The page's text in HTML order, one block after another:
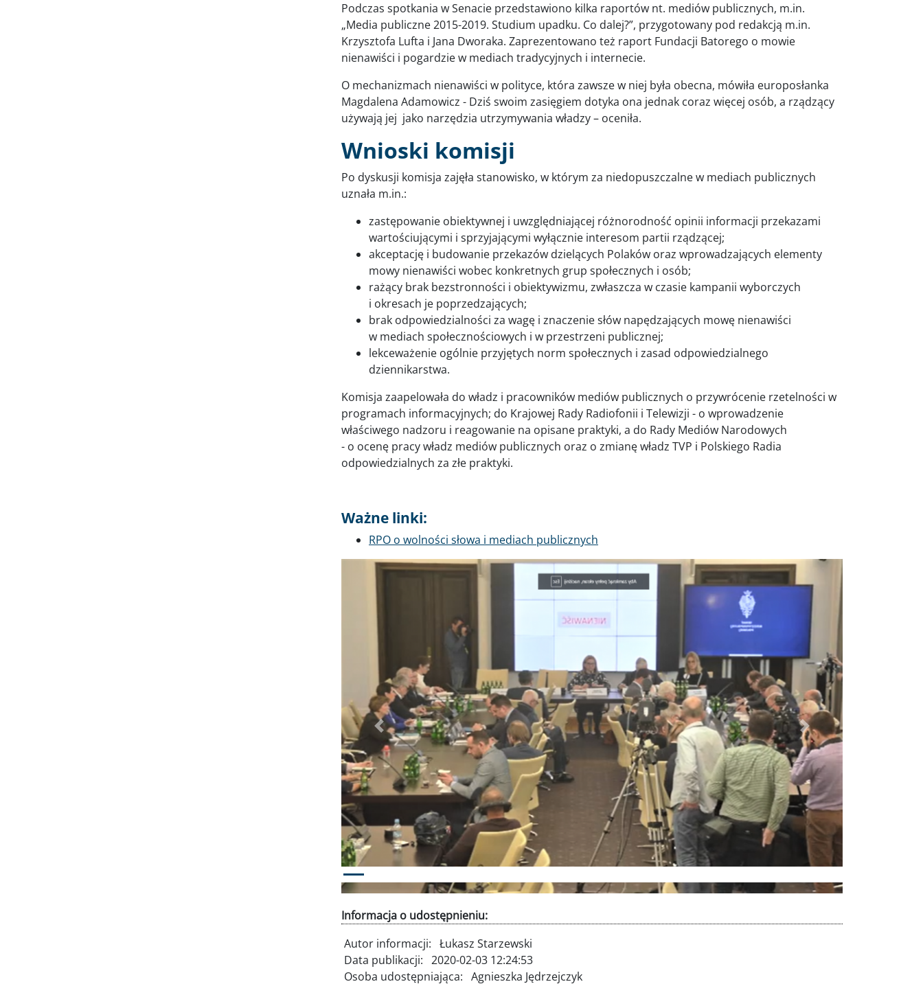
Podczas spotkania w Senacie przedstawiono kilka raportów nt. mediów publicznych, m.in.
„Media publiczne 2015-2019. Studium upadku. Co dalej?”, przygotowany pod redakcją m.in.
Krzysztofa Lufta i Jana Dworaka. Zaprezentowano też raport Fundacji Batorego o mowie
nienawiści i pogardzie w mediach tradycyjnych i internecie.
O mechanizmach nienawiści w polityce, która zawsze w niej była obecna, mówiła europosłanka
Magdalena Adamowicz - Dziś swoim zasięgiem dotyka ona jednak coraz więcej osób, a rządzący
używają jej jako narzędzia utrzymywania władzy – oceniła.
Wnioski komisji
Po dyskusji komisja zajęła stanowisko, w którym za niedopuszczalne w mediach publicznych
uznała m.in.:
zastępowanie obiektywnej i uwzględniającej różnorodność opinii informacji przekazami
wartościującymi i sprzyjającymi wyłącznie interesom partii rządzącej;
akceptację i budowanie przekazów dzielących Polaków oraz wprowadzających elementy
mowy nienawiści wobec konkretnych grup społecznych i osób;
rażący brak bezstronności i obiektywizmu, zwłaszcza w czasie kampanii wyborczych
i okresach je poprzedzających;
brak odpowiedzialności za wagę i znaczenie słów napędzających mowę nienawiści
w mediach społecznościowych i w przestrzeni publicznej;
lekceważenie ogólnie przyjętych norm społecznych i zasad odpowiedzialnego
dziennikarstwa.
Komisja zaapelowała do władz i pracowników mediów publicznych o przywrócenie rzetelności w
programach informacyjnych; do Krajowej Rady Radiofonii i Telewizji - o wprowadzenie
właściwego nadzoru i reagowanie na opisane praktyki, a do Rady Mediów Narodowych
- o ocenę pracy władz mediów publicznych oraz o zmianę władz TVP i Polskiego Radia
odpowiedzialnych za złe praktyki.
Ważne linki:
RPO o wolności słowa i mediach publicznych
Poprzednie Dalej
Informacja o udostępnieniu:
Autor informacji: Łukasz Starzewski
Data publikacji: 2020-02-03 12:24:53
Osoba udostępniająca: Agnieszka Jędrzejczyk